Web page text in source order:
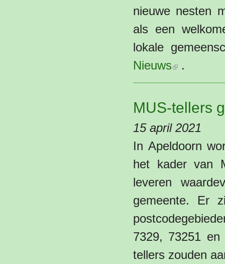
nieuwe nesten
als een
lokale
Nieuws
.
MUS-tellers
15 april 2021
In Apeldoorn
het kader van
leveren
gemeente. Er
7329, 73251
tellers zouden